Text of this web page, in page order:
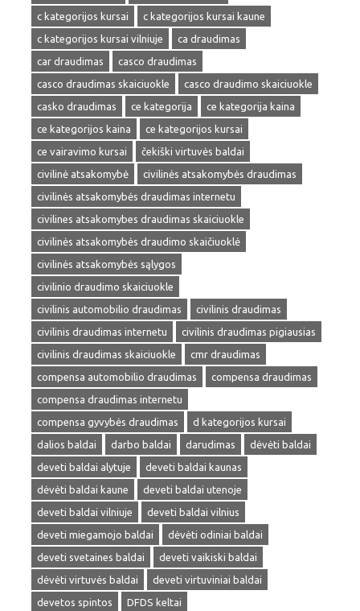
c kategorijos kursai
c kategorijos kursai kaune
c kategorijos kursai vilniuje
ca draudimas
car draudimas
casco draudimas
casco draudimas skaiciuokle
casco draudimo skaiciuokle
casko draudimas
ce kategorija
ce kategorija kaina
ce kategorijos kaina
ce kategorijos kursai
ce vairavimo kursai
čekiški virtuvės baldai
civilinė atsakomybė
civilinės atsakomybės draudimas
civilinės atsakomybės draudimas internetu
civilines atsakomybes draudimas skaiciuokle
civilinės atsakomybės draudimo skaičiuoklė
civilinės atsakomybės sąlygos
civilinio draudimo skaiciuokle
civilinis automobilio draudimas
civilinis draudimas
civilinis draudimas internetu
civilinis draudimas pigiausias
civilinis draudimas skaiciuokle
cmr draudimas
compensa automobilio draudimas
compensa draudimas
compensa draudimas internetu
compensa gyvybės draudimas
d kategorijos kursai
dalios baldai
darbo baldai darudimas
dėvėti baldai
deveti baldai alytuje
deveti baldai kaunas
dėvėti baldai kaune
deveti baldai utenoje
deveti baldai vilniuje
deveti baldai vilnius
deveti miegamojo baldai
dėvėti odiniai baldai
deveti svetaines baldai
deveti vaikiski baldai
dėvėti virtuvės baldai
deveti virtuviniai baldai
devetos spintos
DFDS keltai